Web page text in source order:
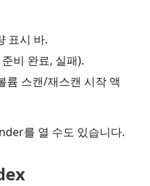
표시 바.
비 완료, 실패).
륨 스캔/재스캔 시작 액
를 열 수도 있습니다.